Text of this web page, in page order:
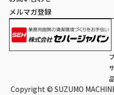
メルマガ登録
Copyright © SUZUMO